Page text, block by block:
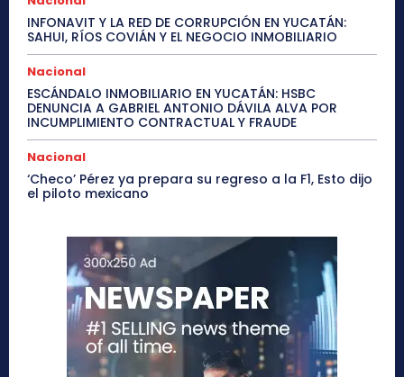
INFONAVIT Y LA RED DE CORRUPCIÓN EN YUCATÁN:
SAHUI, RÍOS COVIÁN Y EL NEGOCIO INMOBILIARIO
Nacional
ESCÁNDALO INMOBILIARIO EN YUCATÁN: HSBC
DENUNCIA A GABRIEL ANTONIO DÁVILA ALVA POR
INCUMPLIMIENTO CONTRACTUAL Y FRAUDE
Nacional
‘Checo’ Pérez ya prepara su regreso a la F1, Esto dijo
el piloto mexicano